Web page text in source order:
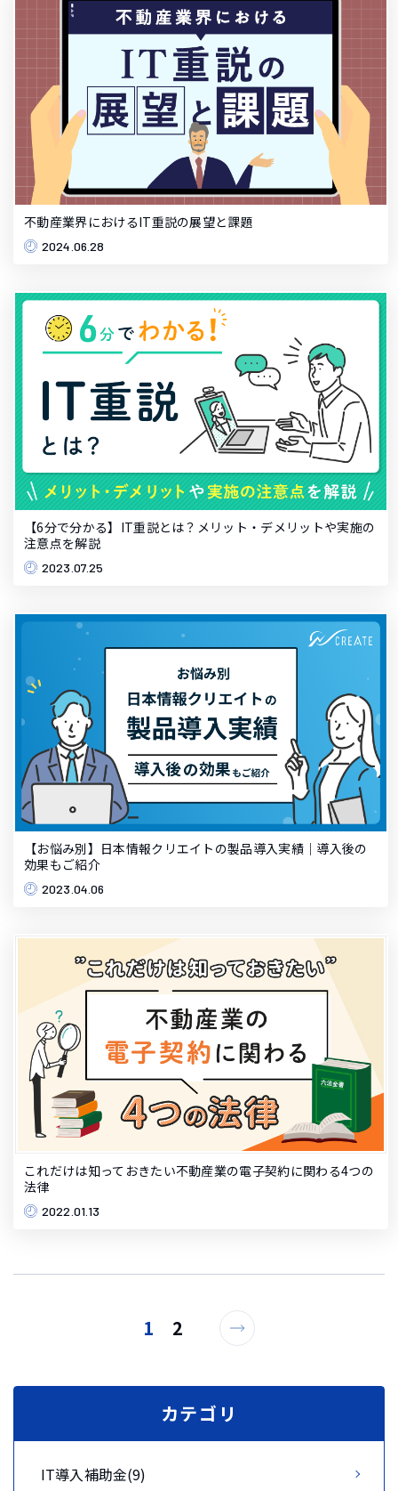
不動産業界におけるIT重説の展望と課題
2024.06.28
【6分で分かる】IT重説とは？メリット・デメリットや実施の
注意点を解説
2023.07.25
【お悩み別】日本情報クリエイトの製品導入実績｜導入後の
効果もご紹介
2023.04.06
これだけは知っておきたい不動産業の電子契約に関わる4つの
法律
2022.01.13
1 2
カテゴリ
IT導入補助金(9)